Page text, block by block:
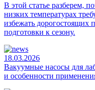
В этой статье разберем,
низких температурах
избежать дорогостоящих
подготовки к сезону.
18.03.2026
Вакуумные насосы для
и особенности